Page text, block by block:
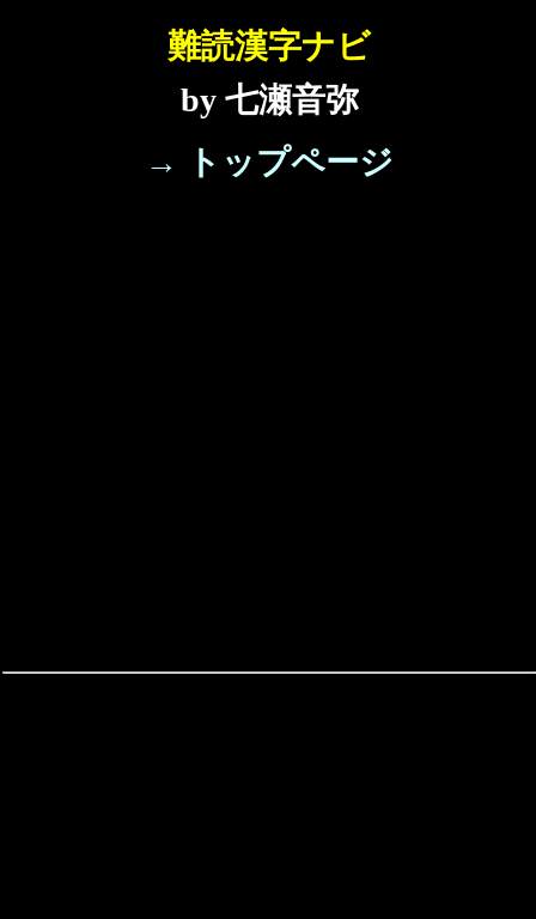
難読漢字ナビ
by 七瀬音弥
→ トップページ